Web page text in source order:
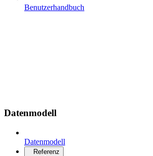
Benutzerhandbuch
Datenmodell
Datenmodell
Referenz